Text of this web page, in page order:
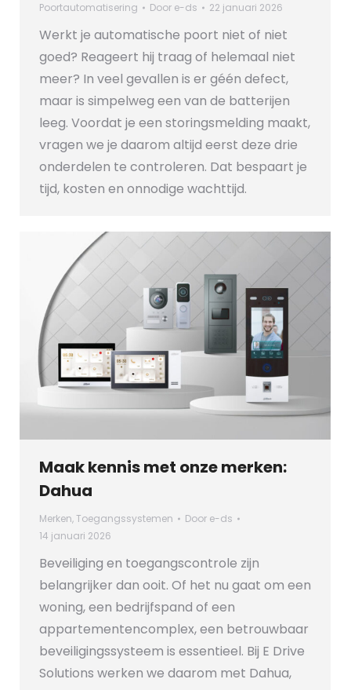
Poortautomatisering Door e-ds 22 januari 2026
Werkt je automatische poort niet of niet
goed? Reageert hij traag of helemaal niet
meer? In veel gevallen is er géén defect,
maar is simpelweg een van de batterijen
leeg. Voordat je een storingsmelding maakt,
vragen we je daarom altijd eerst deze drie
onderdelen te controleren. Dat bespaart je
tijd, kosten en onnodige wachttijd.
Maak kennis met onze merken:
Dahua
Merken,Toegangssystemen Door e-ds
14 januari 2026
Beveiliging en toegangscontrole zijn
belangrijker dan ooit. Of het nu gaat om een
woning, een bedrijfspand of een
appartementencomplex, een betrouwbaar
beveiligingssysteem is essentieel. Bij E Drive
Solutions werken we daarom met Dahua,